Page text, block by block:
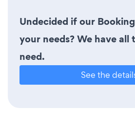
Undecided if our
your needs? We have all
need.
See the